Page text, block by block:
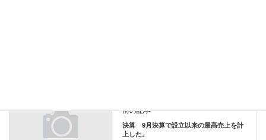
前の記事
決算 9月決算で設立以来の最高売上を計
上した。